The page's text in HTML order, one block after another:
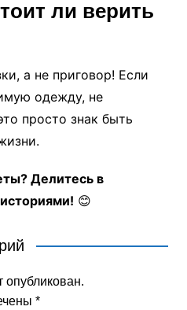
ли верить
а не приговор! Если
одежду, не
просто знак быть
Делитесь в
😊
опубликован.
*